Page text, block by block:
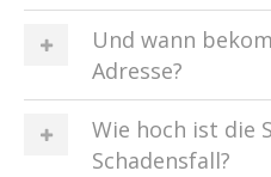
Und wann
Adresse?
Wie hoch ist die
Schadensfall?